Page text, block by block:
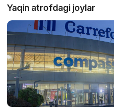
Yaqin atrofdagi joylar